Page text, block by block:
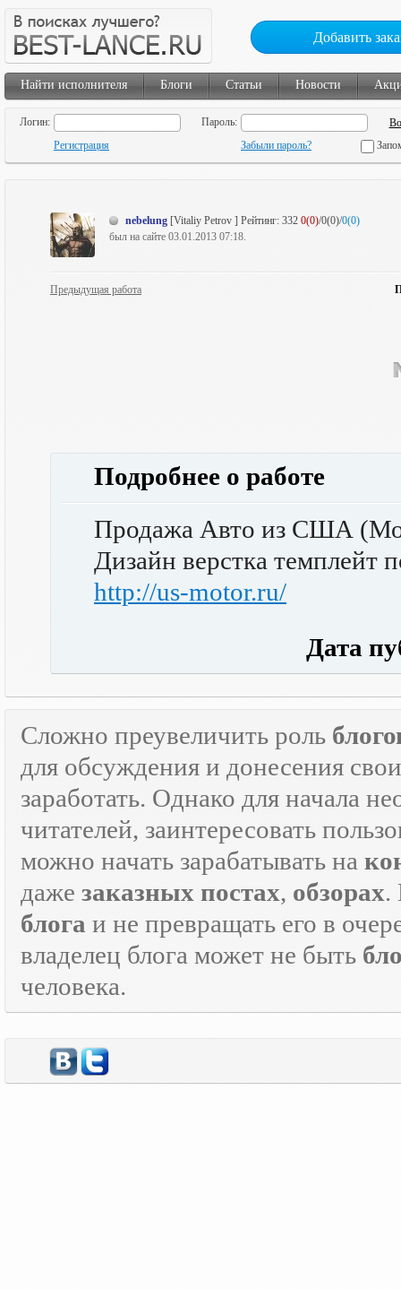
Добавить
Найти исполнителя Блоги Статьи Новости
Логин:
Пароль:
Регистрация
Забыли пароль?
nebelung [Vitaliy Petrov ] Рейтинг: 332 0(0)/0(0)/0(0)
был на сайте 03.01.2013 07:18.
Предыдущая работа
Подробнее о работе
Продажа Авто из США
Дизайн верстка темплейт
http://us-motor.ru/
Дата
Сложно преувеличить роль
для обсуждения и донесения
заработать. Однако для начала
читателей, заинтересовать
можно начать зарабатывать на
даже заказных постах, обзорах.
блога и не превращать его в
владелец блога может не быть
человека.